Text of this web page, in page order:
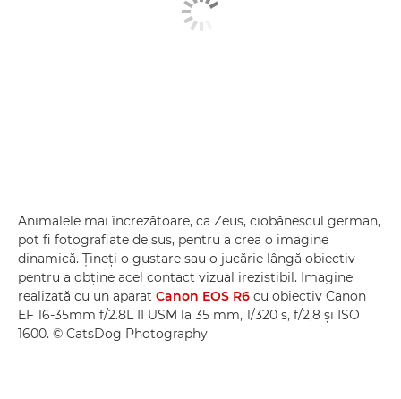
Animalele mai încrezătoare, ca Zeus, ciobănescul german,
pot fi fotografiate de sus, pentru a crea o imagine
dinamică. Ţineţi o gustare sau o jucărie lângă obiectiv
pentru a obţine acel contact vizual irezistibil. Imagine
realizată cu un aparat Canon EOS R6 cu obiectiv Canon
EF 16-35mm f/2.8L II USM la 35 mm, 1/320 s, f/2,8 şi ISO
1600. © CatsDog Photography